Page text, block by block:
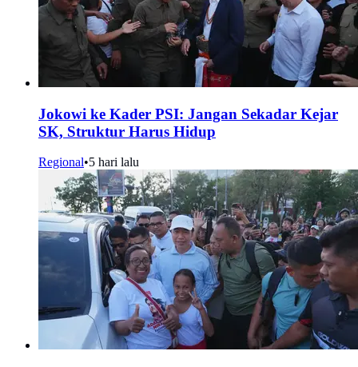
Jokowi ke Kader PSI: Jangan Sekadar Kejar
SK, Struktur Harus Hidup
Regional•5 hari lalu